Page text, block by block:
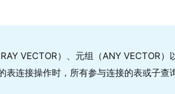
VECTOR）、元组（ANY VECTOR）
表连接操作时，所有参与连接的表或子